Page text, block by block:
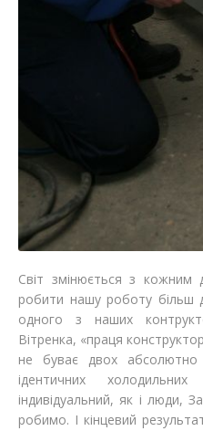
Світ змінюється з кожним
робити нашу роботу
одного з наших
Вітренка, «праця
не буває двох абсолютно
ідентичних
індивідуальний, як і люди,
робимо. І кінцевий